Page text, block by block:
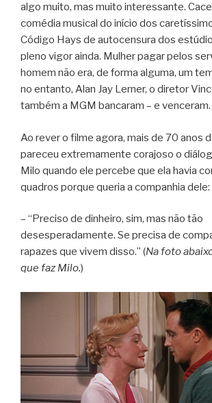
algo muito, mas muito interessante.
comédia musical do início dos
Código Hays de autocensura dos
pleno vigor ainda. Mulher pagar pelos
homem não era, de forma alguma, um
no entanto, Alan Jay Lerner, o diretor
também a MGM bancaram – e venceram.
Ao rever o filme agora, mais de 70 anos
pareceu extremamente corajoso o
Milo quando ele percebe que ela havia
quadros porque queria a companhia dele:
– “Preciso de dinheiro, sim, mas não tão
desesperadamente. Se precisa de
rapazes que vivem disso.” (Na foto
que faz Milo.)